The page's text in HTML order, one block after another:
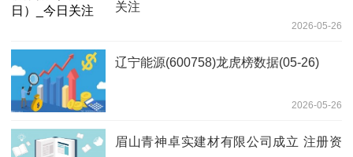
关注
2026-05-26
辽宁能源(600758)龙虎榜数据(05-26)
2026-05-26
眉山青神卓实建材有限公司成立 注册资